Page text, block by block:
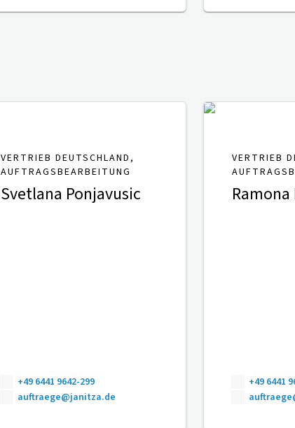
VERTRIEB DEUTSCHLAND,
AUFTRAGSBEARBEITUNG
Svetlana Ponjavusic
+49 6441 9642-299
auftraege@janitza.de
VERTRIEB
Ramona
+49 6441